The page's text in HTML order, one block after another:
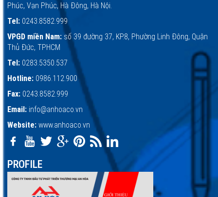
Phúc, Vạn Phúc, Hà Đông, Hà Nội.
Tel: 0243.8582.999
VPGD miền Nam: số 39 đường 37, KP.8, Phường Linh Đông, Quận
Thủ Đức, TPHCM
Tel: 0283.5350.537
Hotline: 0986.112.900
Fax: 0243.8582.999
Email: info@anhoaco.vn
Website: www.anhoaco.vn
PROFILE